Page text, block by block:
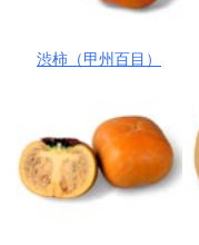
渋柿（甲州百目）